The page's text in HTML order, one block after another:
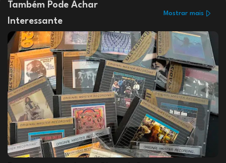
Também Pode Achar
Interessante
Mostrar mais